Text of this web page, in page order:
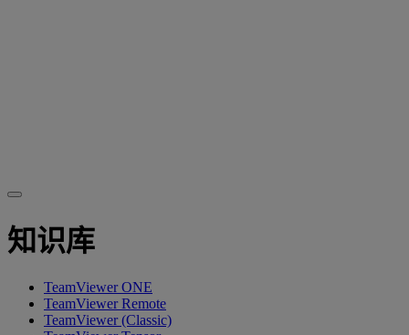
知识库
TeamViewer ONE
TeamViewer Remote
TeamViewer (Classic)